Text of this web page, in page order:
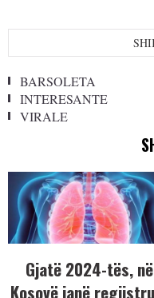
BARSOLETA
INTERESANTE
VIRALE
Gjatë 2024-tës, në
Kosovë janë